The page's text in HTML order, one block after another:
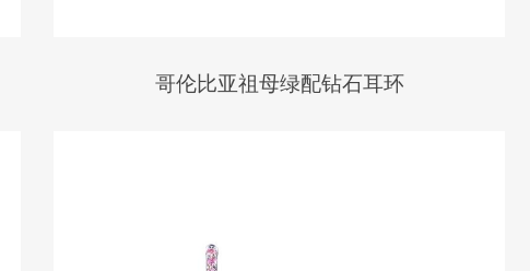
哥伦比亚祖母绿配钻石耳环